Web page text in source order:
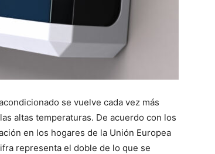
se vuelve cada vez más
altas temperaturas. De acuerdo con los
en los hogares de la Unión Europea
representa el doble de lo que se